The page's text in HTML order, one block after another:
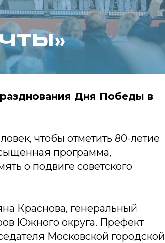
Дня Победы в
чтобы отметить 80-летие
программа,
о подвиге советского
Краснова, генеральный
Южного округа. Префект
Московской городской